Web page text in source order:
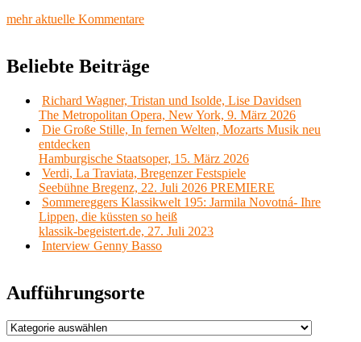
mehr aktuelle Kommentare
Beliebte Beiträge
Richard Wagner, Tristan und Isolde, Lise Davidsen
The Metropolitan Opera, New York, 9. März 2026
Die Große Stille, In fernen Welten, Mozarts Musik neu
entdecken
Hamburgische Staatsoper, 15. März 2026
Verdi, La Traviata, Bregenzer Festspiele
Seebühne Bregenz, 22. Juli 2026 PREMIERE
Sommereggers Klassikwelt 195: Jarmila Novotná- Ihre
Lippen, die küssten so heiß
klassik-begeistert.de, 27. Juli 2023
Interview Genny Basso
Aufführungsorte
Aufführungsorte